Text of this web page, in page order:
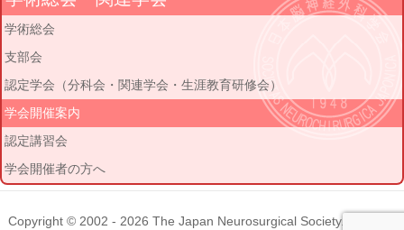
学術総会
支部会
認定学会（分科会・関連学会・生涯教育研修会）
学会開催案内
認定講習会
学会開催者の方へ
Copyright © 2002 - 2026 The Japan Neurosurgical Society. All rights